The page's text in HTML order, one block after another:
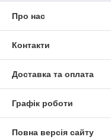
Про нас
Контакти
Доставка та оплата
Графік роботи
Повна версія сайту